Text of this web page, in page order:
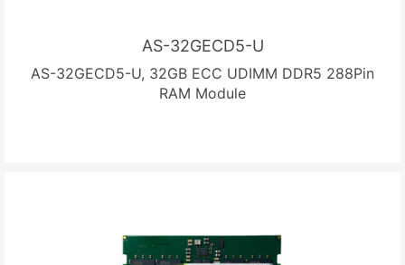
AS-32GECD5-U
AS-32GECD5-U, 32GB ECC UDIMM DDR5 288Pin
RAM Module